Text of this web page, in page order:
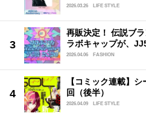
2026.03.26 LIFE STYLE
再販決定！ 伝説ブ
ラボキャップが、
2026.04.06 FASHION
【コミック連載】
回（後半）
2026.04.09 LIFE STYLE